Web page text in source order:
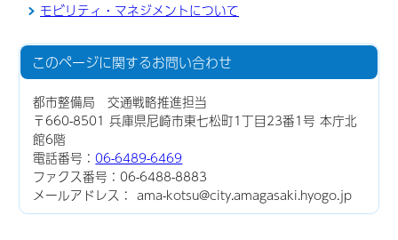
モビリティ・マネジメントについて
このページに関するお問い合わせ
都市整備局 交通戦略推進担当
〒660-8501 兵庫県尼崎市東七松町1丁目23番1号 本庁北
館6階
電話番号：06-6489-6469
ファクス番号：06-6488-8883
メールアドレス： ama-kotsu@city.amagasaki.hyogo.jp